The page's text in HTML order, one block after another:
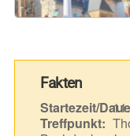
Fakten
Startezeit/
Treffpunkt: